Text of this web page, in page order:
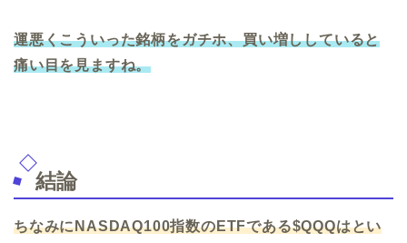
運悪くこういった銘柄をガチホ、買い増ししていると
痛い目を見ますね。
結論
ちなみにNASDAQ100指数のETFである$QQQはとい